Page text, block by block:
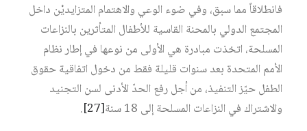
فانطلاقاً مما سبق، وفي ضوء الوعي والاهتمام المتزايديْن داخل
المجتمع الدولي بالمحنة القاسية للأطفال المتأثرين بالنزاعات
المسلحة، اتخذت مبادرة هي الأولى من نوعها في إطار نظام
الأمم المتحدة بعد سنوات قليلة فقط من دخول اتفاقية حقوق
الطفل حيّز التنفيذ، من أجل رفع الحدّ الأدنى لسن التجنيد
والاشتراك في النزاعات المسلحة إلى 18 سنة
[27]
.